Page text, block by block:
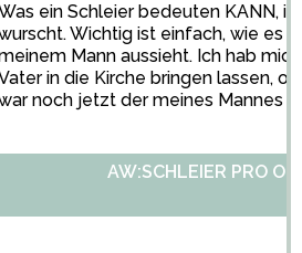
ein Schleier bedeuten KANN,
Wichtig ist einfach, wie es
Mann aussieht. Ich hab
in die Kirche bringen lassen,
noch jetzt der meines Mannes
AW:SCHLEIER PRO